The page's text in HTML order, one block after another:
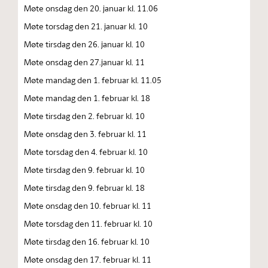
Møte onsdag den 20. januar kl. 11.06
Møte torsdag den 21. januar kl. 10
Møte tirsdag den 26. januar kl. 10
Møte onsdag den 27.januar kl. 11
Møte mandag den 1. februar kl. 11.05
Møte mandag den 1. februar kl. 18
Møte tirsdag den 2. februar kl. 10
Møte onsdag den 3. februar kl. 11
Møte torsdag den 4. februar kl. 10
Møte tirsdag den 9. februar kl. 10
Møte tirsdag den 9. februar kl. 18
Møte onsdag den 10. februar kl. 11
Møte torsdag den 11. februar kl. 10
Møte tirsdag den 16. februar kl. 10
Møte onsdag den 17. februar kl. 11